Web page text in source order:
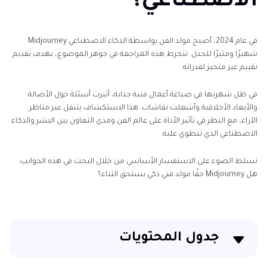
في عام 2024، أصبح مولد الفن بواسطة الذكاء الاصطناعي Midjourney
شهيرًا ومثيرًا للجدل. تنخرط هذه المراجعة في جوهر الموضوع، بهدف تقديم
تقييم غير متحيز لقدراته.
في ظل شهرتها في صياغة أعمال فنية جذابة، أثيرت أسئلة حول الأصالة
والأبعاد الأخلاقية وأشعلت نقاشات. هذا الاستكشاف يتنقل عبر مناظر
الآراء، مع النظر في تأثير الأداة على عالم الفن ومدى التعاون بين البشر والذكاء
الاصطناعي الذي تنطوي عليه.
نسلط الضوء على الاستفسار الأساسي من خلال البحث في هذه الجوانب:
هل Midjourney حقًا مولد فني ذكي يستحق الثناء؟
جدول المحتويات